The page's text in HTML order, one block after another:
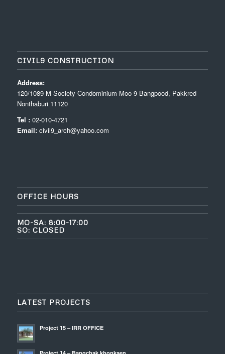
CIVIL9 CONSTRUCTION
Address:
120/1089 M Society Condominium Moo 9 Bangpood, Pakkred
Nonthaburi 11120
Tel :02-010-4721
Email: civil9_arch@yahoo.com
OFFICE HOURS
MO-SA: 8:00-17:00
SO: CLOSED
LATEST PROJECTS
Project 15 – IRR OFFICE